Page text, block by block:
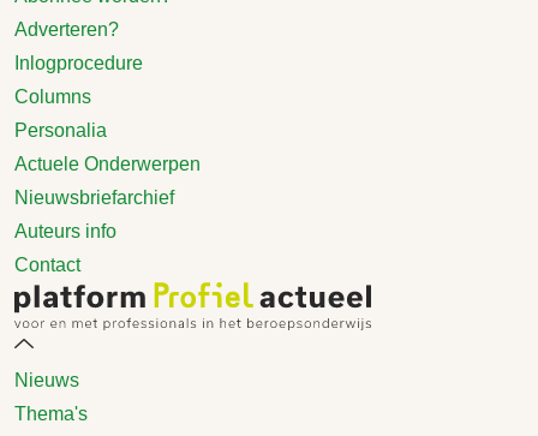
Adverteren?
Inlogprocedure
Columns
Personalia
Actuele Onderwerpen
Nieuwsbriefarchief
Auteurs info
Contact
Nieuws
Thema's